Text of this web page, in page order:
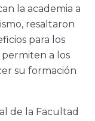
la academia a
resaltaron
para los
permiten a los
su formación
de la Facultad